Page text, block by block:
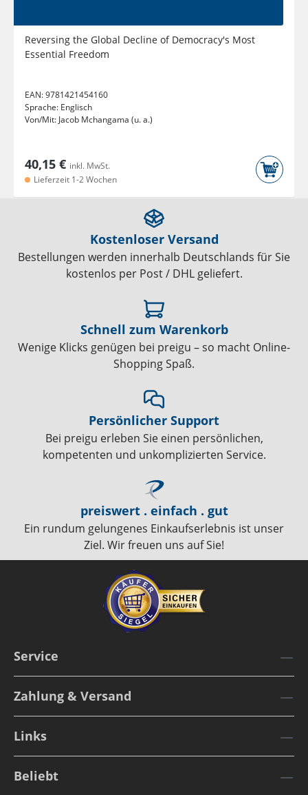
Reversing the Global Decline of Democracy's Most
Essential Freedom
EAN:9781421454160
Sprache: Englisch
Von/Mit: Jacob Mchangama (u. a.)
40,15 € inkl. MwSt.
Lieferzeit 1-2 Wochen
Kostenloser Versand
Bestellungen werden innerhalb Deutschlands für Sie
kostenlos per Post / DHL geliefert.
Schnell zum Warenkorb
Wenige Klicks genügen bei preigu – so macht Online-
Shopping Spaß.
Persönlicher Support
Bei preigu erleben Sie einen persönlichen,
kompetenten und unkomplizierten Service.
preiswert . einfach . gut
Ein rundum gelungenes Einkaufserlebnis ist unser
Ziel. Wir freuen uns auf Sie!
Service
Zahlung & Versand
Links
Beliebt